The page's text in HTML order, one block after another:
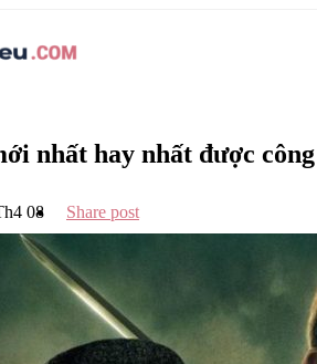
nhất hay nhất được
08 Share post